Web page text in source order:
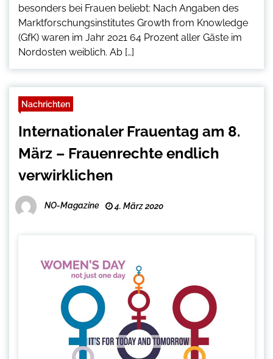
besonders bei Frauen beliebt: Nach Angaben des
Marktforschungsinstitutes Growth from Knowledge
(GfK) waren im Jahr 2021 64 Prozent aller Gäste im
Nordosten weiblich. Ab […]
Nachrichten
Internationaler Frauentag am 8.
März – Frauenrechte endlich
verwirklichen
NO-Magazine 4. März 2020